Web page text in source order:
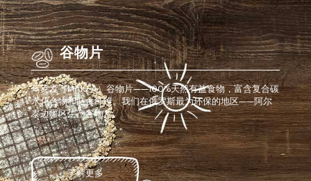
谷物片
马克发（MAKFA）谷物片——100%天然有益食物，富含复合碳
水化合物和膳食纤维。我们在俄罗斯最为环保的地区——阿尔
泰边疆区生产谷物片。
了解更多